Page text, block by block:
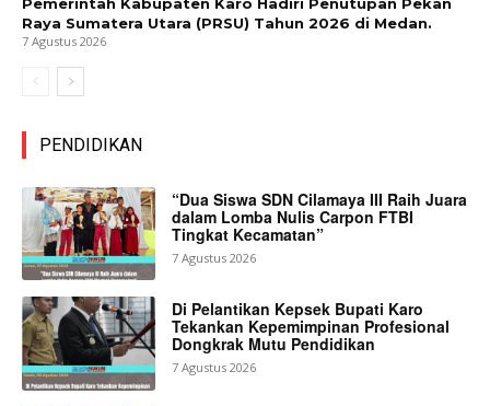
Raya Sumatera Utara (PRSU) Tahun 2026 di Medan.
7 Agustus 2026
PENDIDIKAN
“Dua Siswa SDN Cilamaya III Raih Juara
dalam Lomba Nulis Carpon FTBI
Tingkat Kecamatan”
7 Agustus 2026
Di Pelantikan Kepsek Bupati Karo
Tekankan Kepemimpinan Profesional
Dongkrak Mutu Pendidikan
7 Agustus 2026